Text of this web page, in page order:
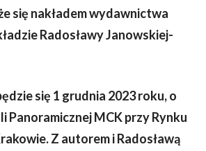
się nakładem wydawnictwa
Radosławy Janowskiej-
się 1 grudnia 2023 roku, o
Panoramicznej MCK przy Rynku
Z autorem i Radosławą